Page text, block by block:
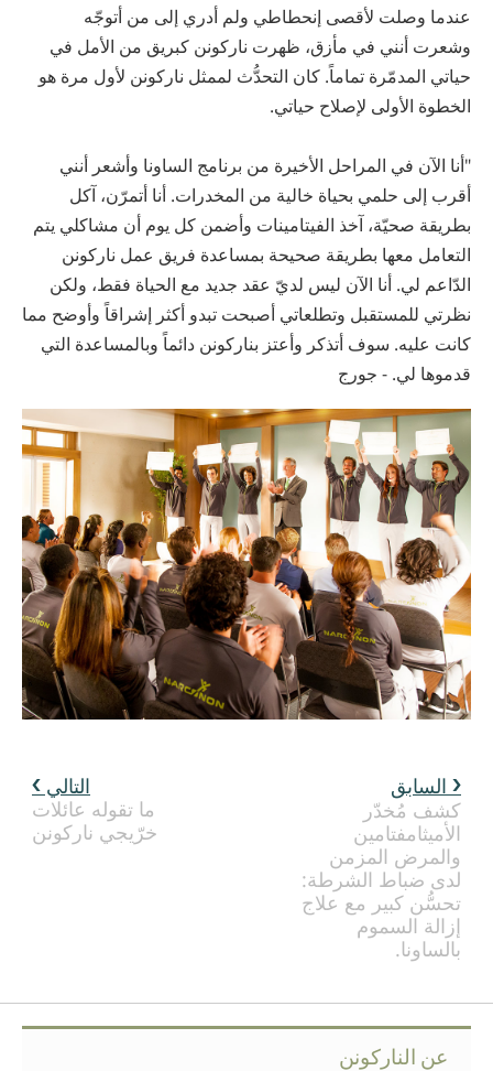
عندما وصلت لأقصى إنحطاطي ولم أدري إلى من أتوجّه
وشعرت أنني في مأزق، ظهرت ناركونن كبريق من الأمل في
حياتي المدمّرة تماماً. كان التحدُّث لممثل ناركونن لأول مرة هو
الخطوة الأولى لإصلاح حياتي.
"أنا الآن في المراحل الأخيرة من برنامج الساونا وأشعر أنني
أقرب إلى حلمي بحياة خالية من المخدرات. أنا أتمرّن، آكل
بطريقة صحيّة، آخذ الفيتامينات وأضمن كل يوم أن مشاكلي يتم
التعامل معها بطريقة صحيحة بمساعدة فريق عمل ناركونن
الدّاعم لي. أنا الآن ليس لديّ عقد جديد مع الحياة فقط، ولكن
نظرتي للمستقبل وتطلعاتي أصبحت تبدو أكثر إشراقاً وأوضح مما
كانت عليه. سوف أتذكر وأعتز بناركونن دائماً وبالمساعدة التي
قدموها لي. - جورج
التالي
ما تقوله عائلات
خرّيجي ناركونن
السابق
كشف مُخدّر
الأميثامفتامين
والمرض المزمن
لدى ضباط الشرطة:
تحسُّن كبير مع علاج
إزالة السموم
بالساونا.
عن الناركونن